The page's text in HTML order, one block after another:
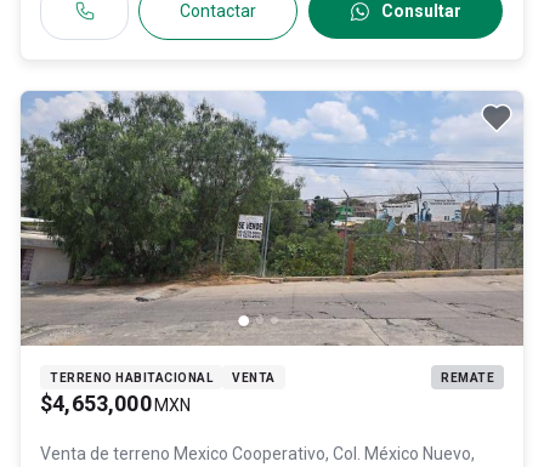
Contactar Consultar
TERRENO HABITACIONAL VENTA REMATE
$4,653,000 MXN
Venta de terreno Mexico Cooperativo, Col. México Nuevo,